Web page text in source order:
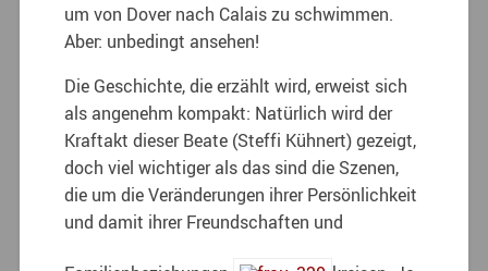
um von Dover nach Calais zu schwimmen.
Aber: unbedingt ansehen!
Die Geschichte, die erzählt wird, erweist sich
als angenehm kompakt: Natürlich wird der
Kraftakt dieser Beate (Steffi Kühnert) gezeigt,
doch viel wichtiger als das sind die Szenen,
die um die Veränderungen ihrer Persönlichkeit
und damit ihrer Freundschaften und